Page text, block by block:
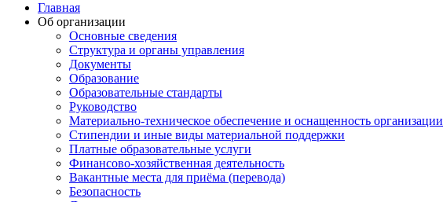
Главная
Об организации
Основные сведения
Структура и органы управления
Документы
Образование
Образовательные стандарты
Руководство
Материально-техническое обеспечение и оснащенность организации
Стипендии и иные виды материальной поддержки
Платные образовательные услуги
Финансово-хозяйственная деятельность
Вакантные места для приёма (перевода)
Безопасность